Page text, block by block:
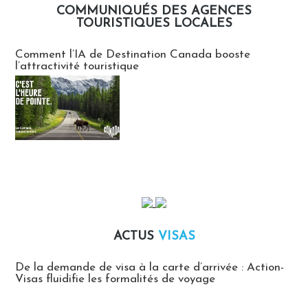
COMMUNIQUÉS DES AGENCES
TOURISTIQUES LOCALES
Comment l’IA de Destination Canada booste
l’attractivité touristique
ACTUS VISAS
De la demande de visa à la carte d’arrivée : Action-
Visas fluidifie les formalités de voyage